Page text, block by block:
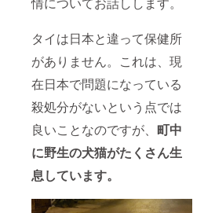
タイは日本と違って保健所
がありません。これは、現
在日本で問題になっている
殺処分がないという点では
良いことなのですが、 町中
に野生の犬猫がたくさん生
息しています。